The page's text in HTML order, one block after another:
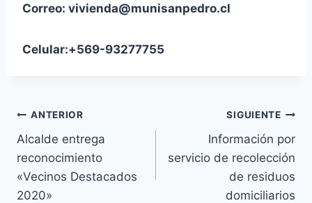
Correo: vivienda@munisanpedro.cl
Celular:+569-93277755
ANTERIOR
Alcalde entrega
reconocimiento
«Vecinos Destacados
2020»
SIGUIENTE
Información por
servicio de recolección
de residuos
domiciliarios